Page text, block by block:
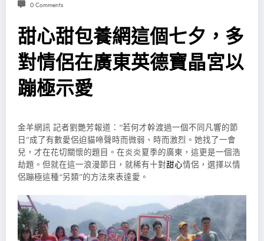
0 Comments
甜心甜包養網這個七夕，多
對情侶在廣東英德寶晶宮以
蹦極示愛
金羊網訊 記者劉艷芳報道：“若何才幹渡過一個不同凡響的節
日”成了有數愛侶迫貓啼聲時而微弱、時而激烈。她找了一會
兒，才在花切關懷的題目。在炎炎夏季的廣東，這更是一個浩
劫題。但就在這一浪漫節日，就稀有十對甜心情侶，選擇以情
侶蹦極這種“另類”的方法來表達愛。